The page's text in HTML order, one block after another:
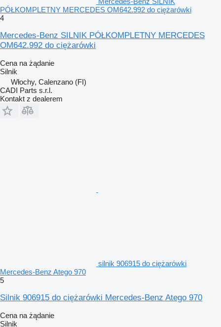
PÓŁKOMPLETNY MERCEDES OM642.992 do ciężarówki
4
Mercedes-Benz SILNIK PÓŁKOMPLETNY MERCEDES
OM642.992 do ciężarówki
Cena na żądanie
Silnik
Włochy, Calenzano (FI)
CADI Parts s.r.l.
Kontakt z dealerem
silnik 906915 do ciężarówki
Mercedes-Benz Atego 970
5
Silnik 906915 do ciężarówki Mercedes-Benz Atego 970
Cena na żądanie
Silnik